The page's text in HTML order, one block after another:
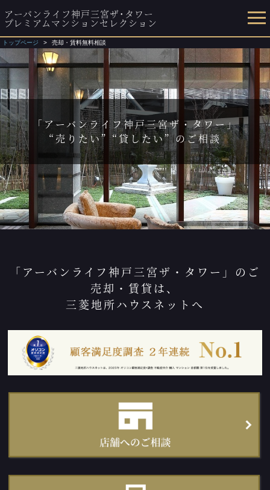
アーバンライフ神戸三宮ザ･タワー
プレミアムマンションセレクション
トップページ 売却・賃料無料相談
「アーバンライフ神戸三宮ザ・タワー」
“売りたい” “貸したい” のご相談
「アーバンライフ神戸三宮ザ・タワー」のご
売却・賃貸は、
三菱地所ハウスネットへ